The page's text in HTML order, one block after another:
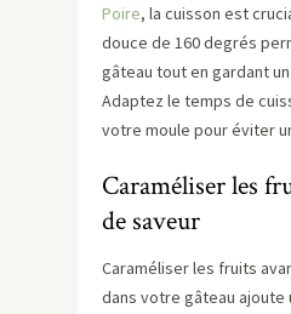
Poire, la cuisson est
douce de 160 degrés
gâteau tout en gardant
Adaptez le temps de
votre moule pour éviter
Caraméliser les
de saveur
Caraméliser les fruits
dans votre gâteau ajoute